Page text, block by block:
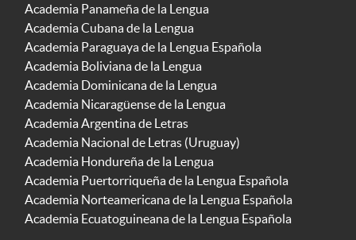
Academia Panameña de la Lengua
Academia Cubana de la Lengua
Academia Paraguaya de la Lengua Española
Academia Boliviana de la Lengua
Academia Dominicana de la Lengua
Academia Nicaragüense de la Lengua
Academia Argentina de Letras
Academia Nacional de Letras (Uruguay)
Academia Hondureña de la Lengua
Academia Puertorriqueña de la Lengua Española
Academia Norteamericana de la Lengua Española
Academia Ecuatoguineana de la Lengua Española